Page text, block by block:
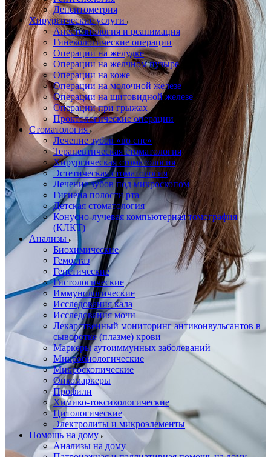
Денситометрия
Хирургические услуги
Анестезиология и реанимация
Гинекологические операции
Операции на желудке
Операции на желчном пузыре
Операции на коже
Операции на молочной железе
Операции на щитовидной железе
Операции при грыжах
Проктологические операции
Стоматология
Лечение зубов «во сне»
Терапевтическая стоматология
Хирургическая стоматология
Эстетическая стоматология
Лечение зубов под микроскопом
Гигиена полости рта
Детская стоматология
Конусно-лучевая компьютерная томография
(КЛКТ)
Анализы
Биохимические
Гемостаз
Генетические
Гистологические
Иммунологические
Исследования кала
Исследования мочи
Лекарственный мониторинг антиконвульсантов в
сыворотке (плазме) крови
Маркеры аутоиммунных заболеваний
Микробиологические
Микроскопические
Онкомаркеры
Профили
Химико-токсикологические
Цитологические
Электролиты и микроэлементы
Помощь на дому
Анализы на дому